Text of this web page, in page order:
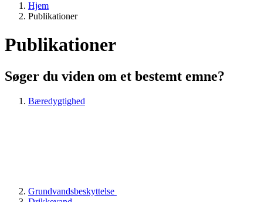
Hjem
Publikationer
Publikationer
Søger du viden om et bestemt emne?
Bæredygtighed
Grundvandsbeskyttelse